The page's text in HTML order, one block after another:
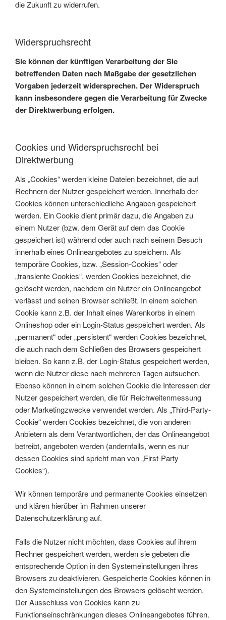
die Zukunft zu widerrufen.
Widerspruchsrecht
Sie können der künftigen Verarbeitung der Sie
betreffenden Daten nach Maßgabe der gesetzlichen
Vorgaben jederzeit widersprechen. Der Widerspruch
kann insbesondere gegen die Verarbeitung für Zwecke
der Direktwerbung erfolgen.
Cookies und Widerspruchsrecht bei
Direktwerbung
Als „Cookies“ werden kleine Dateien bezeichnet, die auf
Rechnern der Nutzer gespeichert werden. Innerhalb der
Cookies können unterschiedliche Angaben gespeichert
werden. Ein Cookie dient primär dazu, die Angaben zu
einem Nutzer (bzw. dem Gerät auf dem das Cookie
gespeichert ist) während oder auch nach seinem Besuch
innerhalb eines Onlineangebotes zu speichern. Als
temporäre Cookies, bzw. „Session-Cookies“ oder
„transiente Cookies“, werden Cookies bezeichnet, die
gelöscht werden, nachdem ein Nutzer ein Onlineangebot
verlässt und seinen Browser schließt. In einem solchen
Cookie kann z.B. der Inhalt eines Warenkorbs in einem
Onlineshop oder ein Login-Status gespeichert werden. Als
„permanent“ oder „persistent“ werden Cookies bezeichnet,
die auch nach dem Schließen des Browsers gespeichert
bleiben. So kann z.B. der Login-Status gespeichert werden,
wenn die Nutzer diese nach mehreren Tagen aufsuchen.
Ebenso können in einem solchen Cookie die Interessen der
Nutzer gespeichert werden, die für Reichweitenmessung
oder Marketingzwecke verwendet werden. Als „Third-Party-
Cookie“ werden Cookies bezeichnet, die von anderen
Anbietern als dem Verantwortlichen, der das Onlineangebot
betreibt, angeboten werden (andernfalls, wenn es nur
dessen Cookies sind spricht man von „First-Party
Cookies“).
Wir können temporäre und permanente Cookies einsetzen
und klären hierüber im Rahmen unserer
Datenschutzerklärung auf.
Falls die Nutzer nicht möchten, dass Cookies auf ihrem
Rechner gespeichert werden, werden sie gebeten die
entsprechende Option in den Systemeinstellungen ihres
Browsers zu deaktivieren. Gespeicherte Cookies können in
den Systemeinstellungen des Browsers gelöscht werden.
Der Ausschluss von Cookies kann zu
Funktionseinschränkungen dieses Onlineangebotes führen.